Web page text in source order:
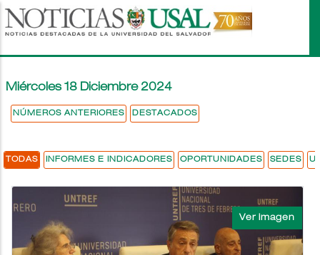
Pasar
al
principal
Miércoles 18 Diciembre 2024
NÚMEROS ANTERIORES DESTACADOS
TODAS INFORMES E INDICADORES OPORTUNIDADES SEDES